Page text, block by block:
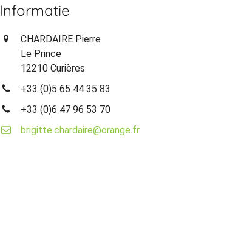
Informatie
CHARDAIRE Pierre
Le Prince
12210 Curières
+33 (0)5 65 44 35 83
+33 (0)6 47 96 53 70
brigitte.chardaire@orange.fr